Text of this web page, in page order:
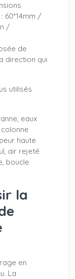
60*14mm /
/
de
direction qui
utilisés
eaux
haute
air rejeté
boucle
la
en
La